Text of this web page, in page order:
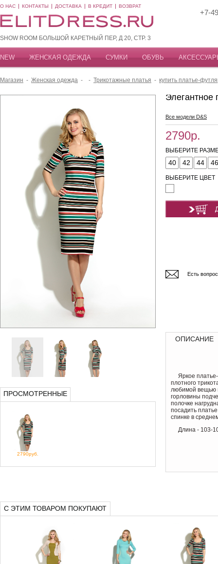
О НАС КОНТАКТЫ ДОСТАВКА В КРЕДИТ ВОЗВРАТ
SHOW ROOM БОЛЬШОЙ КАРЕТНЫЙ ПЕР, Д 20, СТР. 3
+7-
NEW ЖЕНСКАЯ ОДЕЖДА СУМКИ ОБУВЬ
Магазин - Женская одежда - - Трикотажные платья - купить платье-
ПРОСМОТРЕННЫЕ
2790руб.
Элегантное
Все модели D&S
2790р.
ВЫБЕРИТЕ
40 42 44 46
ВЫБЕРИТЕ ЦВЕТ
Есть
ОПИСАНИЕ
Яркое
плотного
любимой вещью
горловины
полочке
посадить
спинке в
Длина - 103-
С ЭТИМ ТОВАРОМ ПОКУПАЮТ